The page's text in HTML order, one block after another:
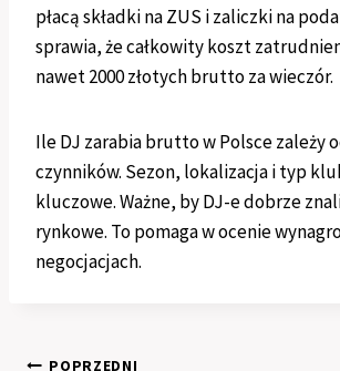
płacą składki na ZUS i zaliczki na
sprawia, że całkowity koszt
nawet 2000 złotych brutto za wieczór.
Ile DJ zarabia brutto w Polsce zależy
czynników. Sezon, lokalizacja i typ
kluczowe. Ważne, by DJ-e dobrze
rynkowe. To pomaga w ocenie
negocjacjach.
POPRZEDNI